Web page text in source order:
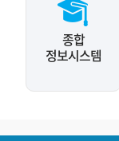
종합
정보시스템